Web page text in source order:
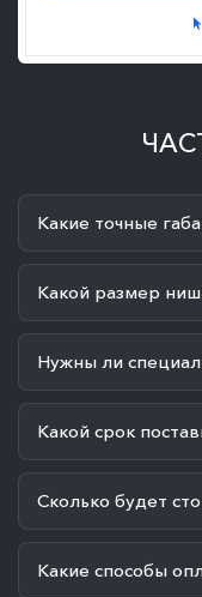
Какие точные
Какой размер
Нужны ли
Какой срок
Сколько будет
Какие способы